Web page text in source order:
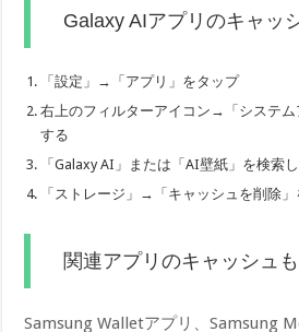
Galaxy AIアプリのキャッ
「設定」→「アプリ」をタップ
右上のフィルターアイコン→「システム
する
「Galaxy AI」または「AI壁紙」を検索
「ストレージ」→「キャッシュを削除
関連アプリのキャッシュ
Samsung Walletアプリ、Samsung